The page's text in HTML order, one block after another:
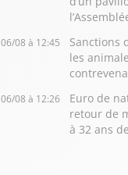
06/08 à 12:45
Sanctions
les
06/08 à 12:26
Euro de
retour de
à 32 ans